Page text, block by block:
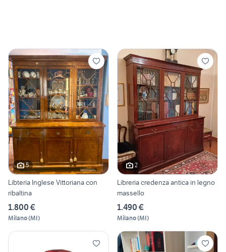
5
Libteria Inglese Vittoriana con
ribaltina
1.800 €
Milano(MI)
2
Libreria credenza antica in legno
massello
1.490 €
Milano(MI)